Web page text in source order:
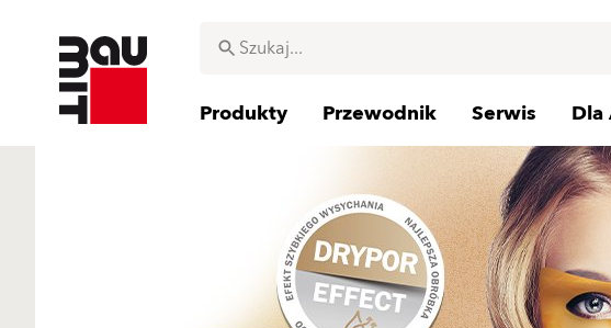
Produkty Przewodnik Serwis